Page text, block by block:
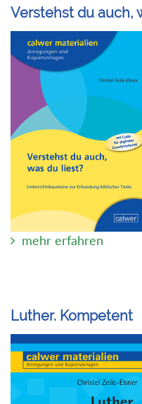
Verstehst du auch,
mehr erfahren
Luther. Kompetent